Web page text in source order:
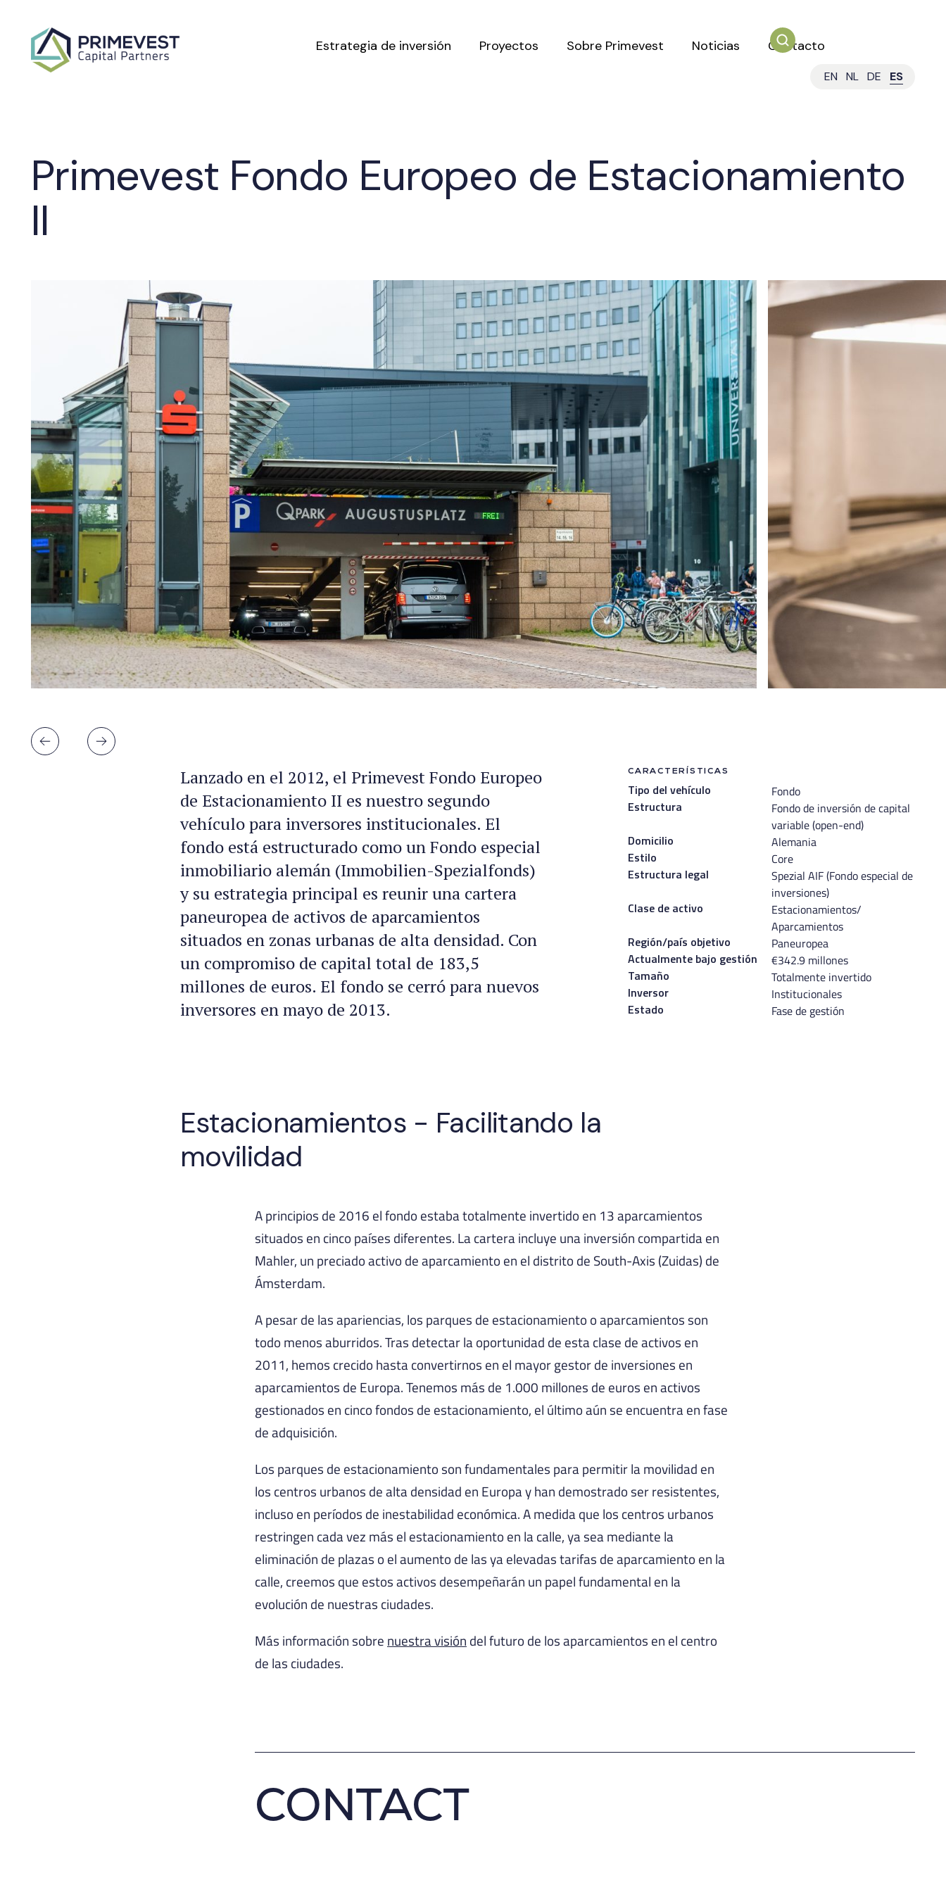
Estrategia de inversión Proyectos Sobre Primevest Noticias Contacto
EN NL DE ES
Primevest Fondo Europeo de Estacionamiento
II
Lanzado en el 2012, el Primevest Fondo Europeo
de Estacionamiento II es nuestro segundo
vehículo para inversores institucionales. El
fondo está estructurado como un Fondo especial
inmobiliario alemán (Immobilien-Spezialfonds)
y su estrategia principal es reunir una cartera
paneuropea de activos de aparcamientos
situados en zonas urbanas de alta densidad. Con
un compromiso de capital total de 183,5
millones de euros. El fondo se cerró para nuevos
inversores en mayo de 2013.
CARACTERÍSTICAS
Tipo del vehículo Fondo
Estructura
Fondo de inversión de capital
variable (open-end)
Domicilio Alemania
Estilo Core
Estructura legal
Spezial AIF (Fondo especial de
inversiones)
Clase de activo
Estacionamientos/
Aparcamientos
Región/país objetivo Paneuropea
Actualmente bajo gestión €342.9 millones
Tamaño Totalmente invertido
Inversor Institucionales
Estado Fase de gestión
Estacionamientos - Facilitando la
movilidad
A principios de 2016 el fondo estaba totalmente invertido en 13 aparcamientos
situados en cinco países diferentes. La cartera incluye una inversión compartida en
Mahler, un preciado activo de aparcamiento en el distrito de South-Axis (Zuidas) de
Ámsterdam.
A pesar de las apariencias, los parques de estacionamiento o aparcamientos son
todo menos aburridos. Tras detectar la oportunidad de esta clase de activos en
2011, hemos crecido hasta convertirnos en el mayor gestor de inversiones en
aparcamientos de Europa. Tenemos más de 1.000 millones de euros en activos
gestionados en cinco fondos de estacionamiento, el último aún se encuentra en fase
de adquisición.
Los parques de estacionamiento son fundamentales para permitir la movilidad en
los centros urbanos de alta densidad en Europa y han demostrado ser resistentes,
incluso en períodos de inestabilidad económica. A medida que los centros urbanos
restringen cada vez más el estacionamiento en la calle, ya sea mediante la
eliminación de plazas o el aumento de las ya elevadas tarifas de aparcamiento en la
calle, creemos que estos activos desempeñarán un papel fundamental en la
evolución de nuestras ciudades.
Más información sobre nuestra visión del futuro de los aparcamientos en el centro
de las ciudades.
CONTACT